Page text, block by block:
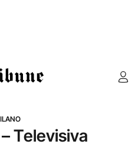
Televisiva